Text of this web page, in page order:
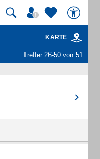
KARTE
Treffer 26-50 von 51